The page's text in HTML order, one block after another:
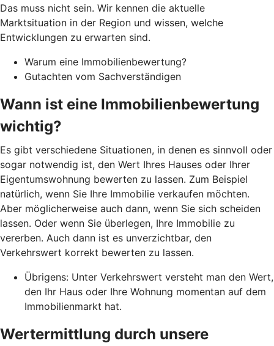
Das muss nicht sein. Wir kennen die aktuelle
Marktsituation in der Region und wissen, welche
Entwicklungen zu erwarten sind.
Warum eine Immobilienbewertung?
Gutachten vom Sachverständigen
Wann ist eine Immobilienbewertung
wichtig?
Es gibt verschiedene Situationen, in denen es sinnvoll oder
sogar notwendig ist, den Wert Ihres Hauses oder Ihrer
Eigentumswohnung bewerten zu lassen. Zum Beispiel
natürlich, wenn Sie Ihre Immobilie verkaufen möchten.
Aber möglicherweise auch dann, wenn Sie sich scheiden
lassen. Oder wenn Sie überlegen, Ihre Immobilie zu
vererben. Auch dann ist es unverzichtbar, den
Verkehrswert korrekt bewerten zu lassen.
Übrigens: Unter Verkehrswert versteht man den Wert,
den Ihr Haus oder Ihre Wohnung momentan auf dem
Immobilienmarkt hat.
Wertermittlung durch unsere